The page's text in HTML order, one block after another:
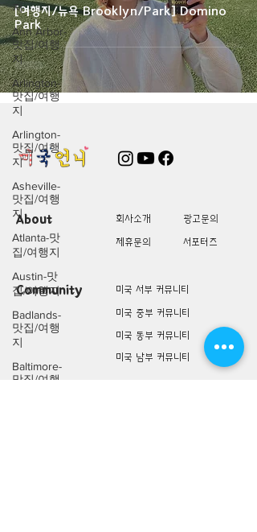
지
Ann Arbor-
맛집/여행
지
Arlington-
맛집/여행
지
Arlington-
맛집/여행
지
Asheville-
맛집/여행
지
Atlanta-맛
집/여행지
Austin-맛
집/여행지
Badlands-
맛집/여행
지
Baltimore-
맛집/여행
[여행지/뉴욕 Brooklyn/Park] Domino
Park
About 회사소개
광고문의
제휴문의
서포터즈
Community
미국 서부 커뮤니티
미국 중부 커뮤니티
미국 동부 커뮤니티
미국 남부 커뮤니티